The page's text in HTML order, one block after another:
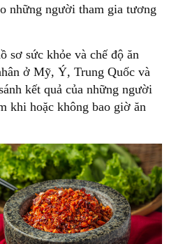
những người tham gia tương
sơ sức khỏe và chế độ ăn
ở Mỹ, Ý, Trung Quốc và
kết quả của những người
khi hoặc không bao giờ ăn